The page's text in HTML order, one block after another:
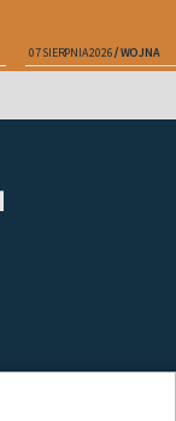
07 SIERPNIA 2026 WOJNA